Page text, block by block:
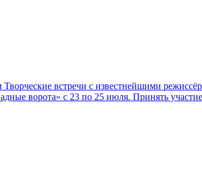
Творческие встречи с известнейшими
ворота» с 23 по 25 июля. Принять